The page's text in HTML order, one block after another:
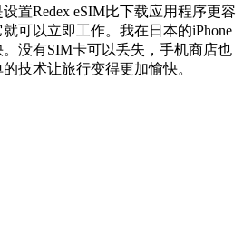
置Redex eSIM比下载应用程序更容
可以立即工作。我在日本的iPhone
。没有SIM卡可以丢失，手机商店也
技术让旅行变得更加愉快。